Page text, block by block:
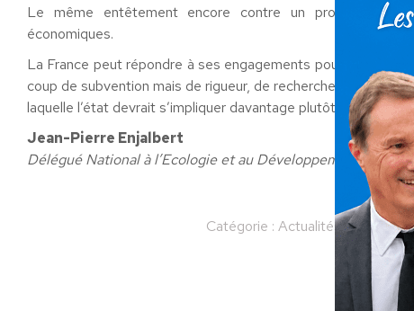
Le même entêtement encore contre un
économiques.
La France peut répondre à ses engagements pour réduire
coup de subvention mais de rigueur, de recherche et en
laquelle l’état devrait s’impliquer davantage plutôt que de
Jean-Pierre Enjalbert
Délégué National à l’Ecologie et au Développement Durable
Catégorie : Actualités Par